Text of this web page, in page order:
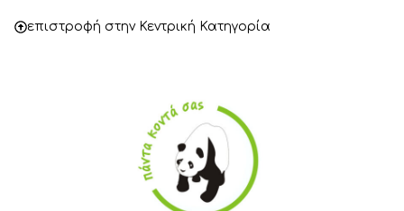
επιστροφή στην Κεντρική Κατηγορία